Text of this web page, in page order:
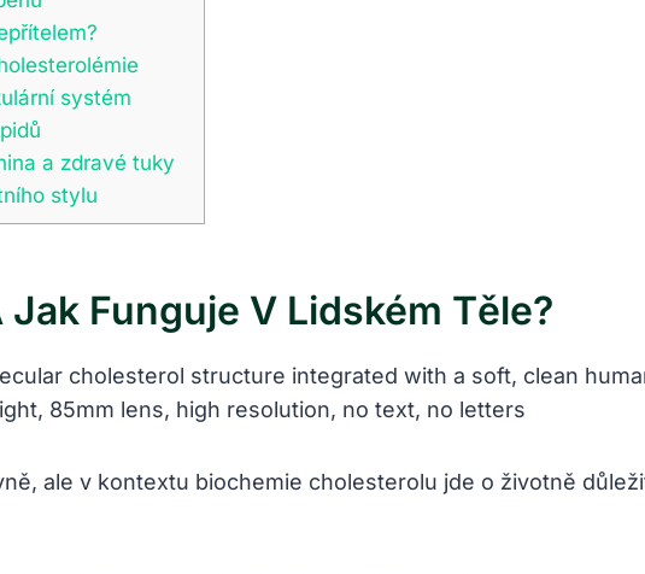
systém
a zdravé tuky
stylu
Funguje V Lidském Těle?
ale v kontextu biochemie cholesterolu jde o životně